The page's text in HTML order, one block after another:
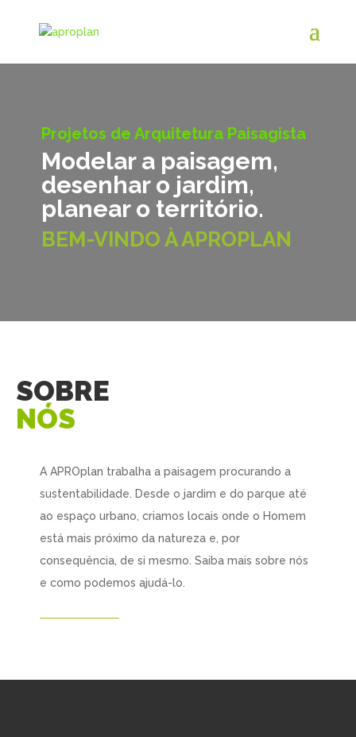
Projetos de Arquitetura Paisagista
Modelar a paisagem,
desenhar o jardim,
planear o território.
BEM-VINDO À APROPLAN
SOBRE
NÓS
A APROplan trabalha a paisagem procurando a
sustentabilidade. Desde o jardim e do parque até
ao espaço urbano, criamos locais onde o Homem
está mais próximo da natureza e, por
consequência, de si mesmo. Saiba mais sobre nós
e como podemos ajudá-lo.